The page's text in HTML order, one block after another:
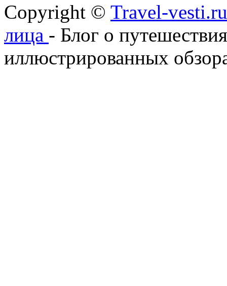
Copyright © Travel-
лица - Блог о
иллюстрированных